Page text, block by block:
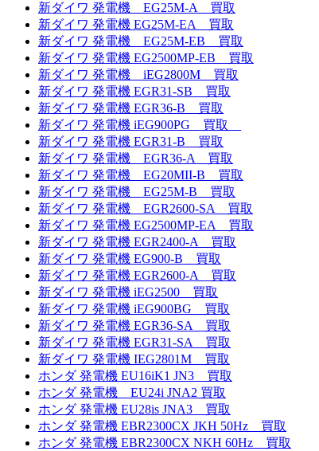
新ダイワ 発電機 EG25M-A 買取
新ダイワ 発電機 EG25M-EA 買取
新ダイワ 発電機 EG25M-EB 買取
新ダイワ 発電機 EG2500MP-EB 買取
新ダイワ 発電機 iEG2800M 買取
新ダイワ 発電機 EGR31-SB 買取
新ダイワ 発電機 EGR36-B 買取
新ダイワ 発電機 iEG900PG 買取
新ダイワ 発電機 EGR31-B 買取
新ダイワ 発電機 EGR36-A 買取
新ダイワ 発電機 EG20MII-B 買取
新ダイワ 発電機 EG25M-B 買取
新ダイワ 発電機 EGR2600-SA 買取
新ダイワ 発電機 EG2500MP-EA 買取
新ダイワ 発電機 EGR2400-A 買取
新ダイワ 発電機 EG900-B 買取
新ダイワ 発電機 EGR2600-A 買取
新ダイワ 発電機 iEG2500 買取
新ダイワ 発電機 iEG900BG 買取
新ダイワ 発電機 EGR36-SA 買取
新ダイワ 発電機 EGR31-SA 買取
新ダイワ 発電機 IEG2801M 買取
ホンダ 発電機 EU16iK1 JN3 買取
ホンダ 発電機 EU24i JNA2 買取
ホンダ 発電機 EU28is JNA3 買取
ホンダ 発電機 EBR2300CX JKH 50Hz 買取
ホンダ 発電機 EBR2300CX NKH 60Hz 買取